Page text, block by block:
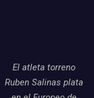
El atleta torreno
Ruben Salinas plata